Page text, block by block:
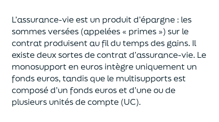
L’assurance-vie est un produit d’épargne : les
sommes versées (appelées « primes ») sur le
contrat produisent au fil du temps des gains. Il
existe deux sortesde contrat d’assurance-vie. Le
monosupport en euros intègre uniquement un
fonds euros, tandis que le multisupports est
composé d’un fonds euros et d’une ou de
plusieurs unités de compte (UC).